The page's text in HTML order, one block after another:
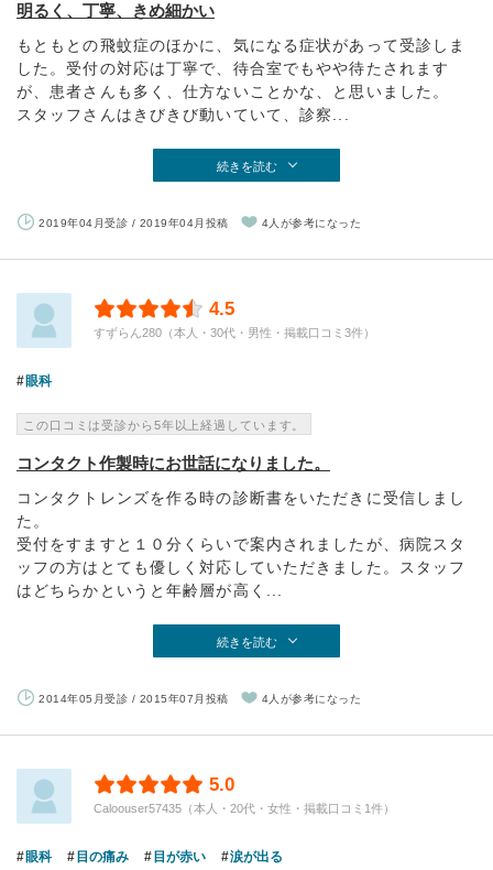
明るく、丁寧、きめ細かい
もともとの飛蚊症のほかに、気になる症状があって受診しま
した。受付の対応は丁寧で、待合室でもやや待たされます
が、患者さんも多く、仕方ないことかな、と思いました。
スタッフさんはきびきび動いていて、診察...
続きを読む
2019年04月受診 / 2019年04月投稿 4人が参考になった
4.5
すずらん280（本人・30代・男性・掲載口コミ3件）
眼科
この口コミは受診から5年以上経過しています。
コンタクト作製時にお世話になりました。
コンタクトレンズを作る時の診断書をいただきに受信しまし
た。
受付をすますと１０分くらいで案内されましたが、病院スタ
ッフの方はとても優しく対応していただきました。スタッフ
はどちらかというと年齢層が高く...
続きを読む
2014年05月受診 / 2015年07月投稿 4人が参考になった
5.0
Caloouser57435（本人・20代・女性・掲載口コミ1件）
眼科 目の痛み 目が赤い 涙が出る